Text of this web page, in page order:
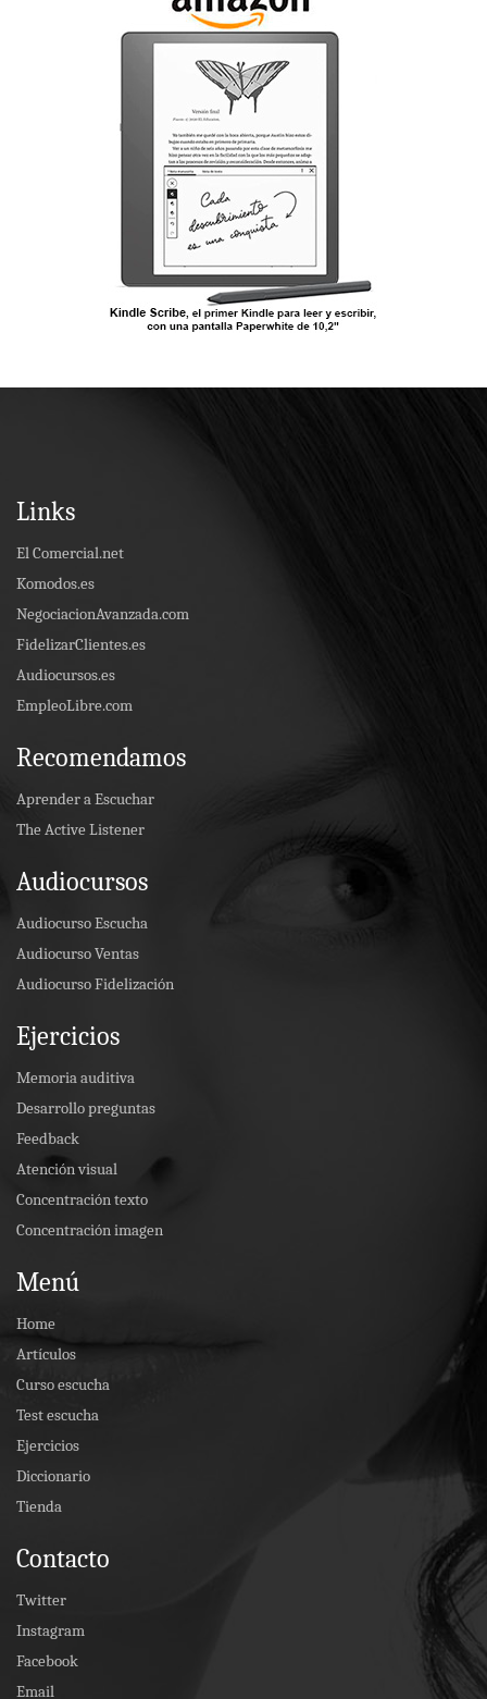
Links
El Comercial.net
Komodos.es
NegociacionAvanzada.com
FidelizarClientes.es
Audiocursos.es
EmpleoLibre.com
Recomendamos
Aprender a Escuchar
The Active Listener
Audiocursos
Audiocurso Escucha
Audiocurso Ventas
Audiocurso Fidelización
Ejercicios
Memoria auditiva
Desarrollo preguntas
Feedback
Atención visual
Concentración texto
Concentración imagen
Menú
Home
Artículos
Curso escucha
Test escucha
Ejercicios
Diccionario
Tienda
Contacto
Twitter
Instagram
Facebook
Email